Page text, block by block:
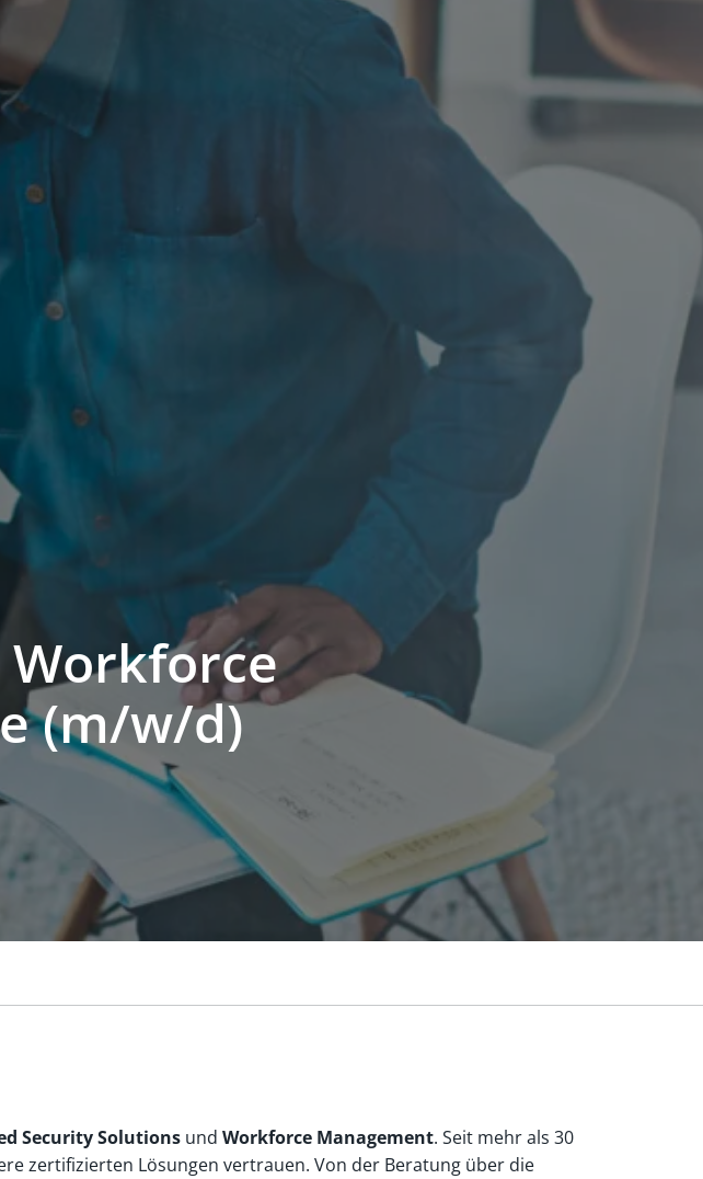
Workforce
(m/w/d)
Security Solutions und Workforce Management. Seit mehr als 30
zertifizierten Lösungen vertrauen. Von der Beratung über die